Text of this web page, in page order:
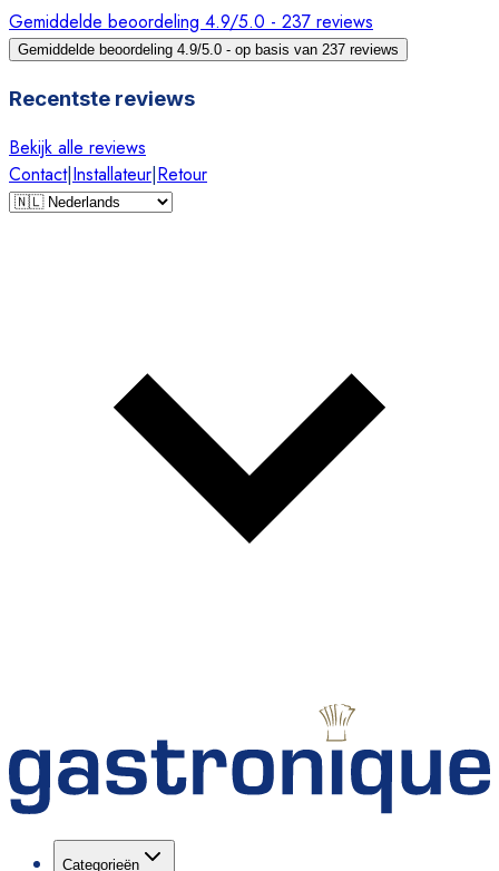
Gemiddelde beoordeling 4.9/5.0 - 237 reviews
Gemiddelde beoordeling 4.9/5.0 - op basis van 237 reviews
Recentste reviews
Bekijk alle reviews
Contact|Installateur|Retour
Categorieën